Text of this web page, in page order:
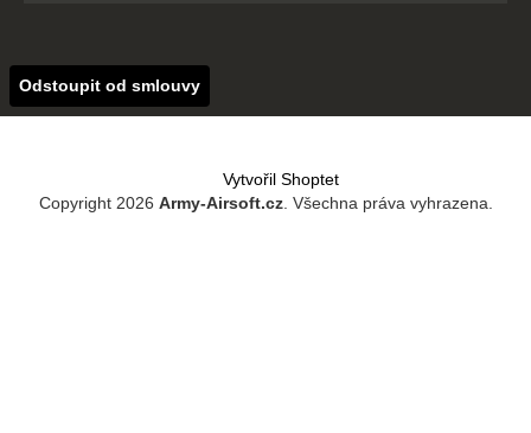
Odstoupit od smlouvy
Vytvořil Shoptet
Copyright 2026 Army-Airsoft.cz. Všechna práva vyhrazena.